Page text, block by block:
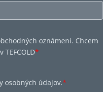
oznámeni. Chcem
*
osobných údajov.*